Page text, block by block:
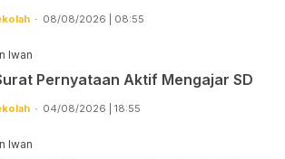
08/08/2026 | 08:55
Iwan
Pernyataan Aktif Mengajar SD
04/08/2026 | 18:55
Iwan